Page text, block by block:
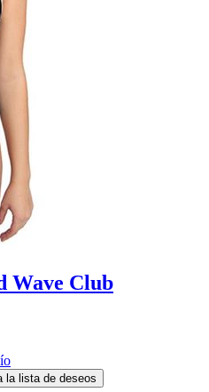
Wave Club